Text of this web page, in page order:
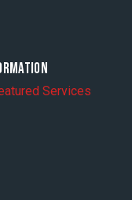
Services